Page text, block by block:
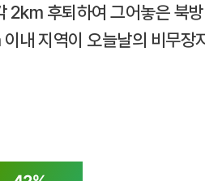
2km 후퇴하여 그어놓은 북
이내 지역이 오늘날의 비무